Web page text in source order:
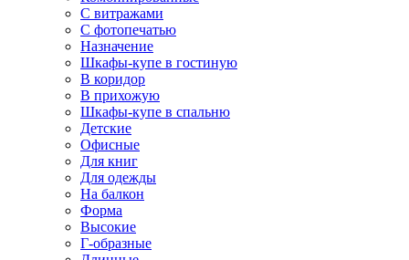
С витражами
С фотопечатью
Назначение
Шкафы-купе в гостиную
В коридор
В прихожую
Шкафы-купе в спальню
Детские
Офисные
Для книг
Для одежды
На балкон
Форма
Высокие
Г-образные